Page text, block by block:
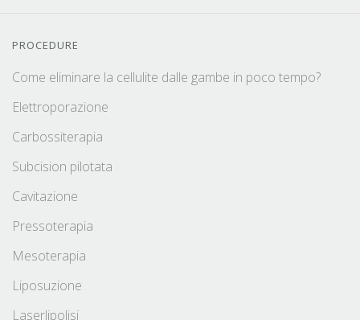
PROCEDURE
Come eliminare la cellulite dalle gambe in poco tempo?
Elettroporazione
Carbossiterapia
Subcision pilotata
Cavitazione
Pressoterapia
Mesoterapia
Liposuzione
Laserlipolisi